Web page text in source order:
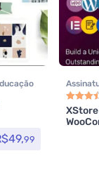
49,99
Multiuso